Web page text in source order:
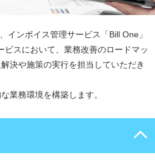
インボイス管理サービス「Bill One」
スにおいて、業務改善のロードマッ
決や施策の実行を担当していただき
業務環境を構築します。